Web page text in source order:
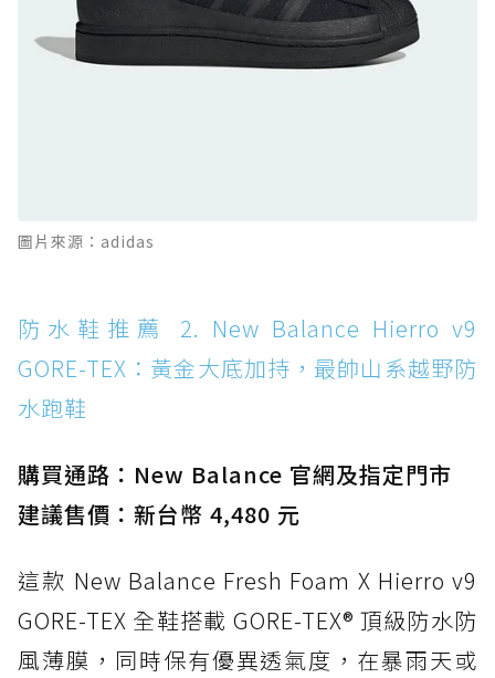
全天候越野跑鞋
防水鞋推薦 11. On Cloudhorizon 2 WP：腳
感軟彈、搭載 Missiongrip™ 的防水輕越野鞋
Boot：馬汀首款雨靴登場，經典八孔加上全防
防水鞋推薦 14. SKECHERS BADGER
WATERPROOF：一踩即穿懶人神器！搭載固特
異大底與全防水厚底健走鞋
防水鞋推薦 15. Brooks Cascadia 19 GTX：注
圖片來源：adidas
防水鞋推薦 2. New Balance Hierro v9
GORE-TEX：黃金大底加持，最帥山系越野防
水跑鞋
購買通路：New Balance 官網及指定門市
建議售價：新台幣 4,480 元
這款 New Balance Fresh Foam X Hierro v9
GORE-TEX 全鞋搭載 GORE-TEX® 頂級防水防
風薄膜，同時保有優異透氣度，在暴雨天或